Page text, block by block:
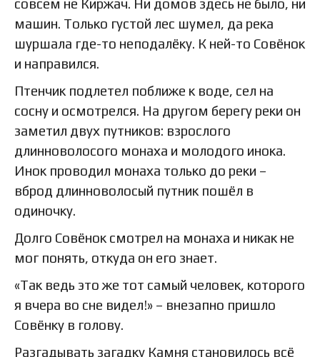
совсем не Киржач. Ни домов здесь не было, ни
машин. Только густой лес шумел, да река
шуршала где-то неподалёку. К ней-то Совёнок
и направился.
Птенчик подлетел поближе к воде, сел на
сосну и осмотрелся. На другом берегу реки он
заметил двух путников: взрослого
длинноволосого монаха и молодого инока.
Инок проводил монаха только до реки –
вброд длинноволосый путник пошёл в
одиночку.
Долго Совёнок смотрел на монаха и никак не
мог понять, откуда он его знает.
«Так ведь это же тот самый человек, которого
я вчера во сне видел!» – внезапно пришло
Совёнку в голову.
Разгадывать загадку Камня становилось всё